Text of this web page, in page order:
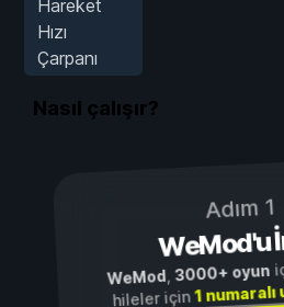
Hareket
Hızı
Çarpanı
Nasıl çalışır?
Adım 1
WeMod'u
WeMod,3000+ oyun
hileler için1